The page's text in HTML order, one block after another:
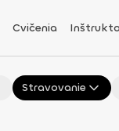
Cvičenia
Stravovanie